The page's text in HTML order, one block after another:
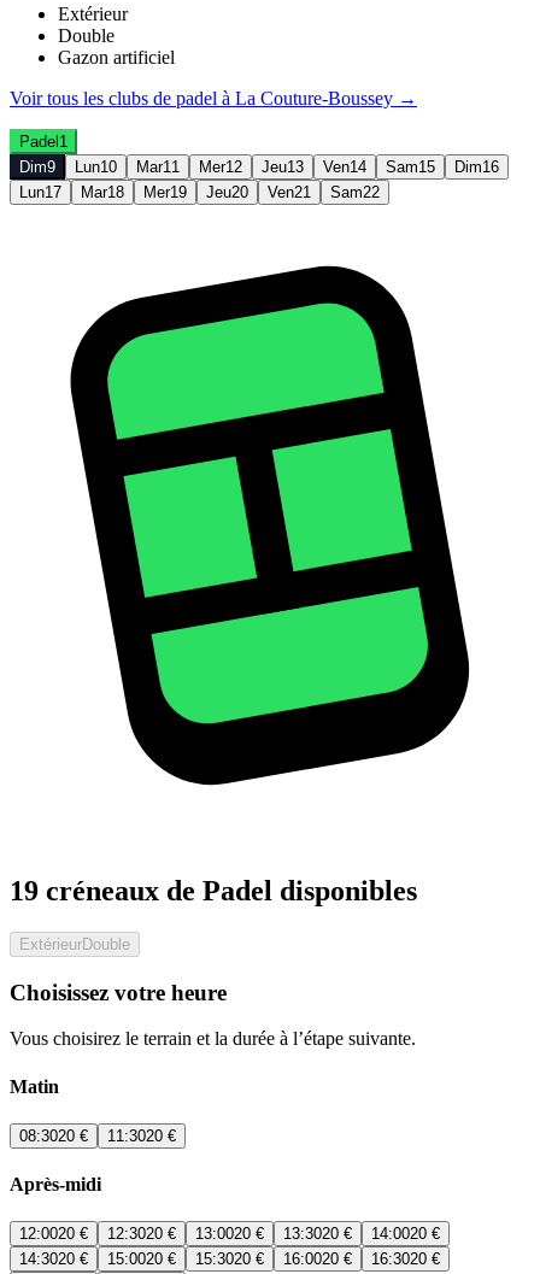
Extérieur
Double
Gazon artificiel
Voir tous les clubs de padel à La Couture-Boussey →
Padel 1
Dim9 Lun10 Mar11 Mer12 Jeu13 Ven14 Sam15 Dim16
Lun17 Mar18 Mer19 Jeu20 Ven21 Sam22
19 créneaux de Padel disponibles
ExtérieurDouble
Choisissez votre heure
Vous choisirez le terrain et la durée à l’étape suivante.
Matin
08:3020 € 11:3020 €
Après-midi
12:0020 € 12:3020 € 13:0020 € 13:3020 € 14:0020 €
14:3020 € 15:0020 € 15:3020 € 16:0020 € 16:3020 €